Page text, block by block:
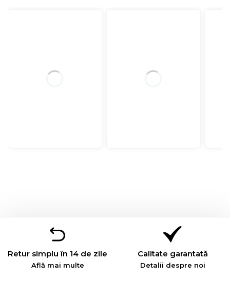
Retur simplu în 14 de zile
Află mai multe
Calitate garantată
Detalii despre noi